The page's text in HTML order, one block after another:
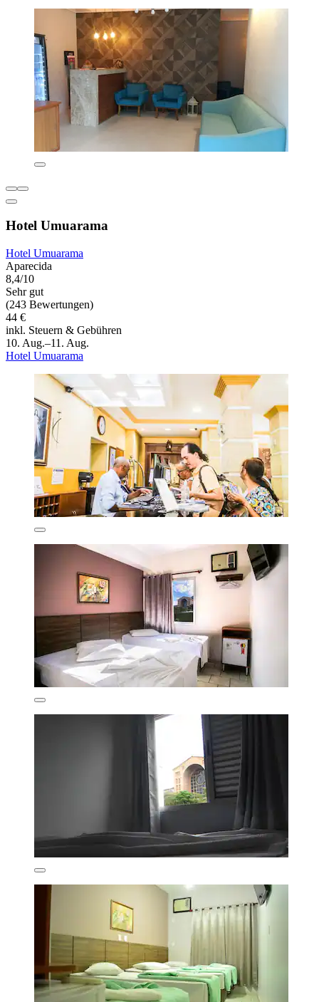
Hotel Umuarama
Hotel Umuarama
Aparecida
8,4/10
Sehr gut
(243 Bewertungen)
44 €
inkl. Steuern & Gebühren
10. Aug.–11. Aug.
Hotel Umuarama